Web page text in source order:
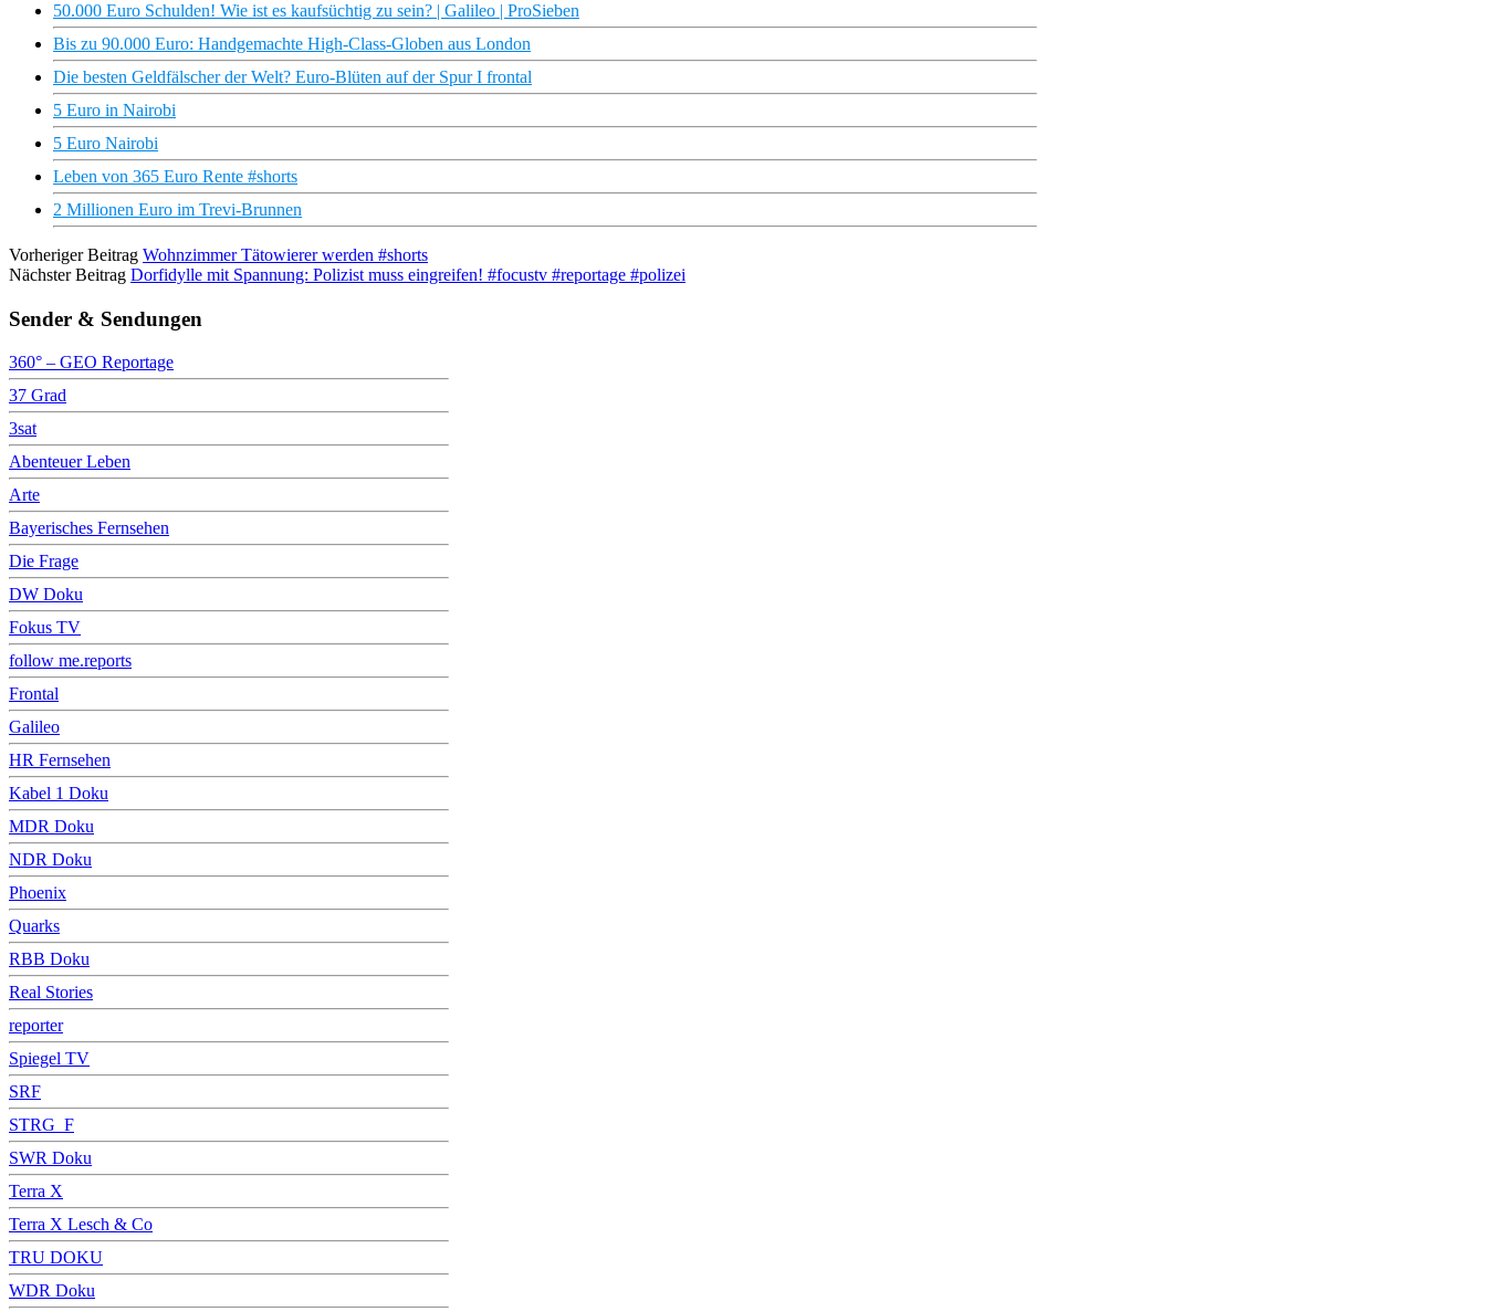
50.000 Euro Schulden! Wie ist es kaufsüchtig zu sein? | Galileo | ProSieben
Bis zu 90.000 Euro: Handgemachte High-Class-Globen aus London
Die besten Geldfälscher der Welt? Euro-Blüten auf der Spur I frontal
5 Euro in Nairobi
5 Euro Nairobi
Leben von 365 Euro Rente #shorts
2 Millionen Euro im Trevi-Brunnen
Vorheriger Beitrag Wohnzimmer Tätowierer werden #shorts
Nächster Beitrag Dorfidylle mit Spannung: Polizist muss eingreifen! #focustv #reportage #polizei
Sender & Sendungen
360° – GEO Reportage
37 Grad
3sat
Abenteuer Leben
Arte
Bayerisches Fernsehen
Die Frage
DW Doku
Fokus TV
follow me.reports
Frontal
Galileo
HR Fernsehen
Kabel 1 Doku
MDR Doku
NDR Doku
Phoenix
Quarks
RBB Doku
Real Stories
reporter
Spiegel TV
SRF
STRG_F
SWR Doku
Terra X
Terra X Lesch & Co
TRU DOKU
WDR Doku